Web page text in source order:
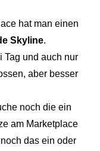
hat man einen
Skyline.
Tag und auch nur
aber besser
noch die ein
am Marketplace
das ein oder